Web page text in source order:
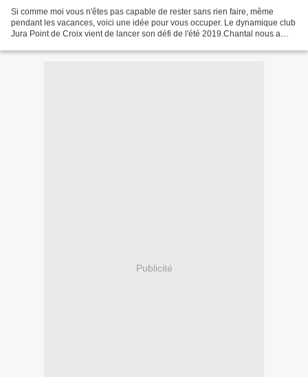
Si comme moi vous n'êtes pas capable de rester sans rien faire, même
pendant les vacances, voici une idée pour vous occuper. Le dynamique club
Jura Point de Croix vient de lancer son défi de l'été 2019.Chantal nous a
Publicité